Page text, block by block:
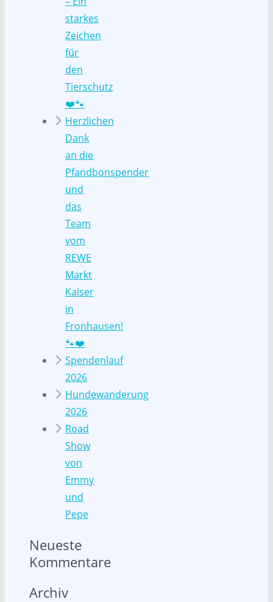
starkes
Zeichen
für
den
Tierschutz
❤️🐾
Herzlichen
Dank
an die
Pfandbonspender
und
das
Team
vom
REWE
Markt
Kaiser
in
Fronhausen!
🐾❤️
Spendenlauf
2026
Hundewanderung
2026
Road
Show
von
Emmy
und
Pepe
Neueste
Kommentare
Archiv